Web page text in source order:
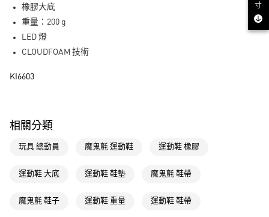
全家取貨付款
每筆NT$80，滿NT$1,500(含以上)免運費
付款後全家取貨
每筆NT$80，滿NT$1,500(含以上)免運費
付款後萊爾富取貨
每筆NT$80，滿NT$1,500(含以上)免運費
橡膠大底
重量：200 g
LED 燈
CLOUDFOAM 技術
KI6603
相關分類
玩具 總動員 魔鬼氈 運動鞋 運動鞋 橡膠
運動鞋 大底 運動鞋 鞋墊 魔鬼氈 鞋帶
魔鬼氈 鞋子 運動鞋 重量 運動鞋 鞋帶
寸